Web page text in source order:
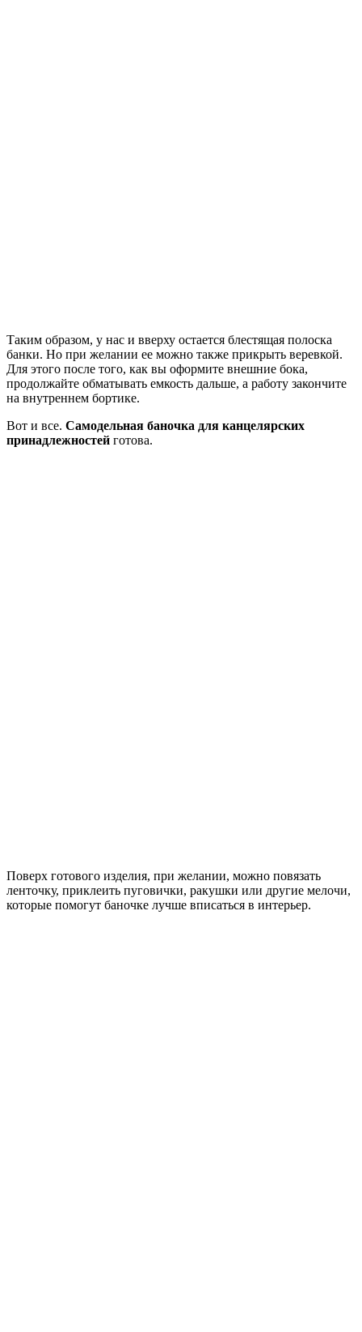
Таким образом, у нас и вверху остается блестящая полоска
банки. Но при желании ее можно также прикрыть веревкой.
Для этого после того, как вы оформите внешние бока,
продолжайте обматывать емкость дальше, а работу закончите
на внутреннем бортике.
Вот и все. Самодельная баночка для канцелярских
принадлежностей готова.
Поверх готового изделия, при желании, можно повязать
ленточку, приклеить пуговички, ракушки или другие мелочи,
которые помогут баночке лучше вписаться в интерьер.